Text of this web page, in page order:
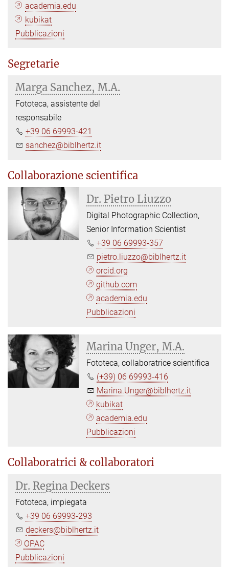
academia.edu
kubikat
Pubblicazioni
Segretarie
Marga Sanchez, M.A.
Fototeca, assistente del
responsabile
+39 06 69993-421
sanchez@biblhertz.it
Collaborazione scientifica
Dr. Pietro Liuzzo
Digital Photographic Collection,
Senior Information Scientist
+39 06 69993-357
pietro.liuzzo@biblhertz.it
orcid.org
github.com
academia.edu
Pubblicazioni
Marina Unger, M.A.
Fototeca, collaboratrice scientifica
(+39) 06 69993-416
Marina.Unger@biblhertz.it
kubikat
academia.edu
Pubblicazioni
Collaboratrici & collaboratori
Dr. Regina Deckers
Fototeca, impiegata
+39 06 69993-293
deckers@biblhertz.it
OPAC
Pubblicazioni